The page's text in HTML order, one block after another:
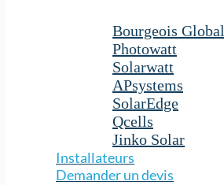
Bourgeois Global
Photowatt
Solarwatt
APsystems
SolarEdge
Qcells
Jinko Solar
Installateurs
Demander un devis